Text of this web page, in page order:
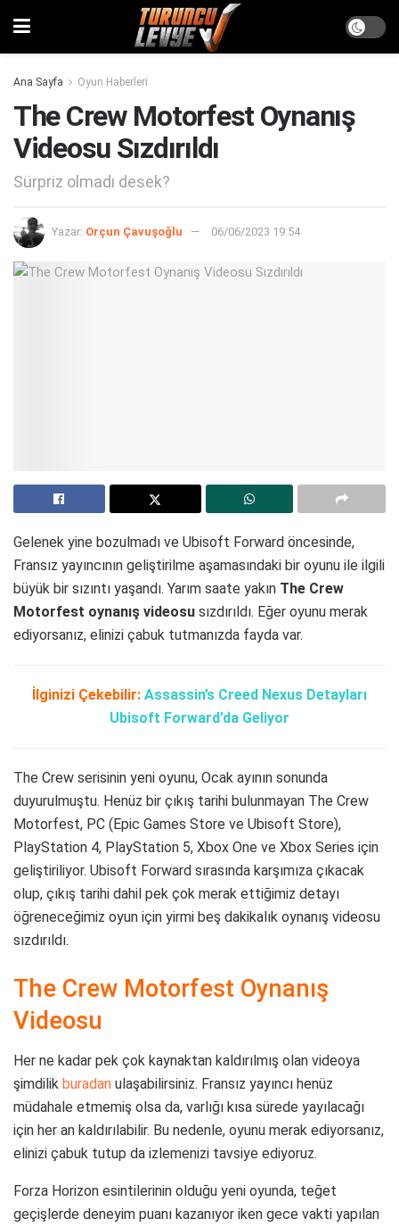
Ana Sayfa Oyun Haberleri
The Crew Motorfest Oynanış
Videosu Sızdırıldı
Sürpriz olmadı desek?
Yazar: Orçun Çavuşoğlu 06/06/2023 19:54
Gelenek yine bozulmadı ve Ubisoft Forward öncesinde,
Fransız yayıncının geliştirilme aşamasındaki bir oyunu ile ilgili
büyük bir sızıntı yaşandı. Yarım saate yakın The Crew
Motorfest oynanış videosu sızdırıldı. Eğer oyunu merak
ediyorsanız, elinizi çabuk tutmanızda fayda var.
İlginizi Çekebilir: Assassin’s Creed Nexus Detayları
Ubisoft Forward’da Geliyor
The Crew serisinin yeni oyunu, Ocak ayının sonunda
duyurulmuştu. Henüz bir çıkış tarihi bulunmayan The Crew
Motorfest, PC (Epic Games Store ve Ubisoft Store),
PlayStation 4, PlayStation 5, Xbox One ve Xbox Series için
geliştiriliyor. Ubisoft Forward sırasında karşımıza çıkacak
olup, çıkış tarihi dahil pek çok merak ettiğimiz detayı
öğreneceğimiz oyun için yirmi beş dakikalık oynanış videosu
sızdırıldı.
The Crew Motorfest Oynanış
Videosu
Her ne kadar pek çok kaynaktan kaldırılmış olan videoya
şimdilik buradan ulaşabilirsiniz. Fransız yayıncı henüz
müdahale etmemiş olsa da, varlığı kısa sürede yayılacağı
için her an kaldırılabilir. Bu nedenle, oyunu merak ediyorsanız,
elinizi çabuk tutup da izlemenizi tavsiye ediyoruz.
Forza Horizon esintilerinin olduğu yeni oyunda, teğet
geçişlerde deneyim puanı kazanıyor iken gece vakti yapılan